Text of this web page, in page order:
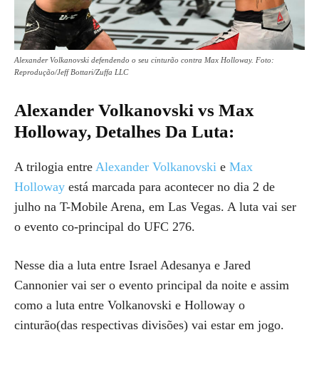
Alexander Volkanovski defendendo o seu cinturão contra Max Holloway. Foto:
Reprodução/Jeff Bottari/Zuffa LLC
Alexander Volkanovski vs Max
Holloway, Detalhes Da Luta:
A trilogia entre Alexander Volkanovski e Max
Holloway está marcada para acontecer no dia 2 de
julho na T-Mobile Arena, em Las Vegas. A luta vai ser
o evento co-principal do UFC 276.
Nesse dia a luta entre Israel Adesanya e Jared
Cannonier vai ser o evento principal da noite e assim
como a luta entre Volkanovski e Holloway o
cinturão(das respectivas divisões) vai estar em jogo.